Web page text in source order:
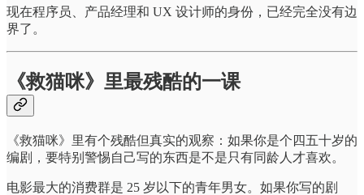
现在程序员、产品经理和 UX 设计师的身份，已经完全没有边
界了。
《救猫咪》里最残酷的一课
《救猫咪》里有个残酷但真实的观察：如果你是个四五十岁的
编剧，要特别警惕自己写的东西是不是只有同龄人才喜欢。
电影最大的消费群是 25 岁以下的青年男女。如果你写的剧